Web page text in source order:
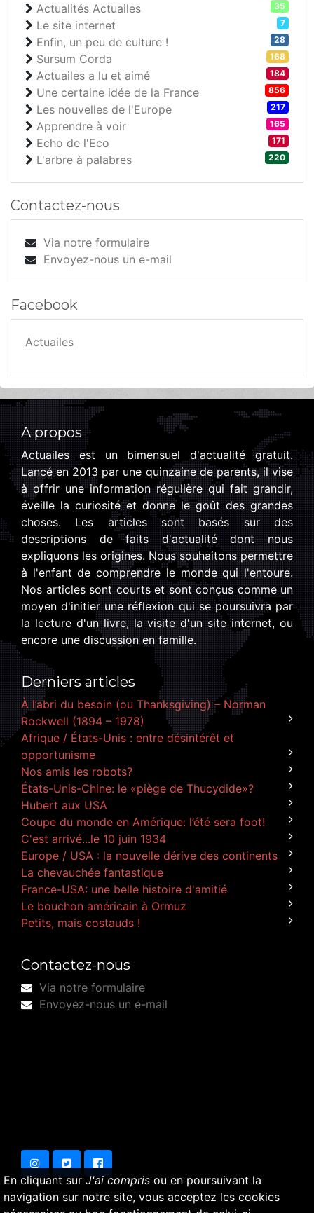
En cliquant sur J'ai compris ou en poursuivant la
navigation sur notre site, vous acceptez les cookies
Actualités Actuailes 35
Le site internet 7
Enfin, un peu de culture ! 28
Sursum Corda 168
Actuailes a lu et aimé 184
Une certaine idée de la France 856
Les nouvelles de l'Europe 217
Apprendre à voir 165
Echo de l'Eco 171
L'arbre à palabres 220
Contactez-nous
Via notre formulaire
Envoyez-nous un e-mail
Facebook
Actuailes
A propos
Actuailes est un bimensuel d'actualité gratuit.
Lancé en 2013 par une quinzaine de parents, il vise
à offrir une information régulière qui fait grandir,
éveille la curiosité et donne le goût des grandes
choses. Les articles sont basés sur des
descriptions de faits d'actualité dont nous
expliquons les origines. Nous souhaitons permettre
à l'enfant de comprendre le monde qui l'entoure.
Nos articles sont courts et sont conçus comme un
moyen d'initier une réflexion qui se poursuivra par
la lecture d'un livre, la visite d'un site internet, ou
encore une discussion en famille.
Derniers articles
À l’abri du besoin (ou Thanksgiving) – Norman
Rockwell (1894 – 1978)
Afrique / États-Unis : entre désintérêt et
opportunisme
Nos amis les robots?
États-Unis-Chine: le «piège de Thucydide»?
Hubert aux USA
Coupe du monde en Amérique: l’été sera foot!
C'est arrivé...le 10 juin 1934
Europe / USA : la nouvelle dérive des continents
La chevauchée fantastique
France-USA: une belle histoire d'amitié
Le bouchon américain à Ormuz
Petits, mais costauds !
Contactez-nous
Via notre formulaire
Envoyez-nous un e-mail